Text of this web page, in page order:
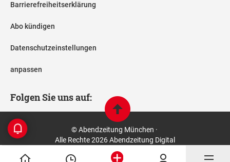
Barrierefreiheitserklärung
Abo kündigen
Datenschutzeinstellungen
anpassen
Folgen Sie uns auf:
© Abendzeitung München ·
Alle Rechte 2026 Abendzeitung Digital